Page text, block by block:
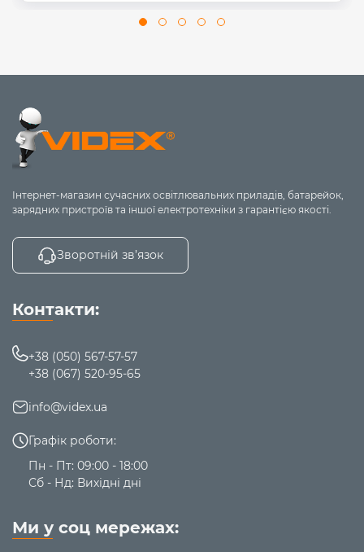
Інтернет-магазин сучасних освітлювальних приладів, батарейок,
зарядних пристроїв та іншої електротехніки з гарантією якості.
Зворотній зв’язок
Контакти:
+38 (050) 567-57-57
+38 (067) 520-95-65
info@videx.ua
Графік роботи:
Пн - Пт: 09:00 - 18:00
Сб - Нд: Вихідні дні
Ми у соц мережах: